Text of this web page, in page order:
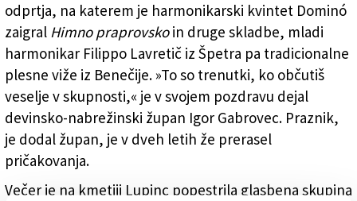
odprtja, na katerem je harmonikarski kvintet Dominó
zaigral Himno praprovskoin druge skladbe, mladi
harmonikar Filippo Lavretič iz Špetra pa tradicionalne
plesne viže iz Benečije. »To so trenutki, ko občutiš
veselje v skupnosti,« je v svojem pozdravu dejal
devinsko-nabrežinski župan Igor Gabrovec. Praznik,
je dodal župan, je v dveh letih že prerasel
pričakovanja.
Večer je na kmetiji Lupinc popestrila glasbena skupina